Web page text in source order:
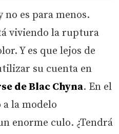
es para menos.
viviendo la ruptura
Y es que lejos de
su cuenta en
de Blac Chyna. En el
la modelo
enorme culo. ¿Tendrá